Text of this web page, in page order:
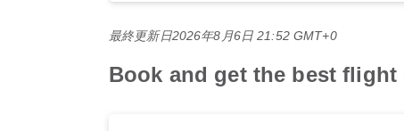
最終更新日2026年8月6日 21:52 GMT+0
Book and get the best flight